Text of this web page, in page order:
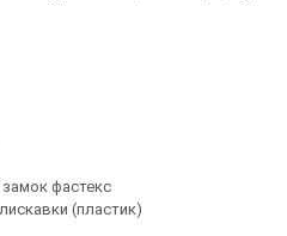
фастекс
(пластик)